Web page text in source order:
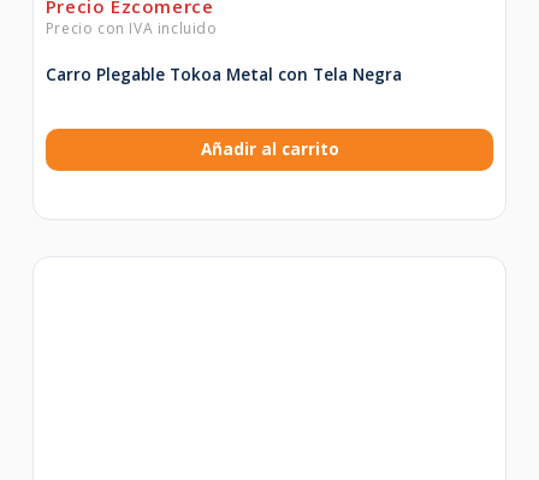
Carro Plegable Tokoa Metal con Tela Negra
Añadir al carrito